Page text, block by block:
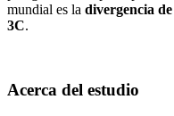
mundial es la divergencia
3C.
Acerca del estudio